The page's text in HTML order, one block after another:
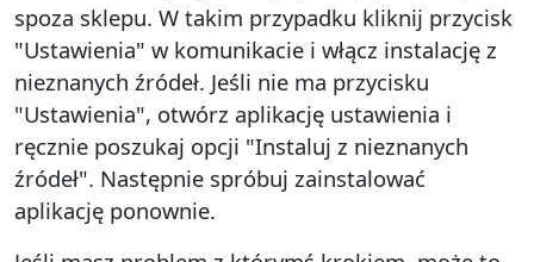
spoza sklepu. W takim przypadku kliknij przycisk
"Ustawienia" w komunikacie i włącz instalację z
nieznanych źródeł. Jeśli nie ma przycisku
"Ustawienia", otwórz aplikację ustawienia i
ręcznie poszukaj opcji "Instaluj z nieznanych
źródeł". Następnie spróbuj zainstalować
aplikację ponownie.